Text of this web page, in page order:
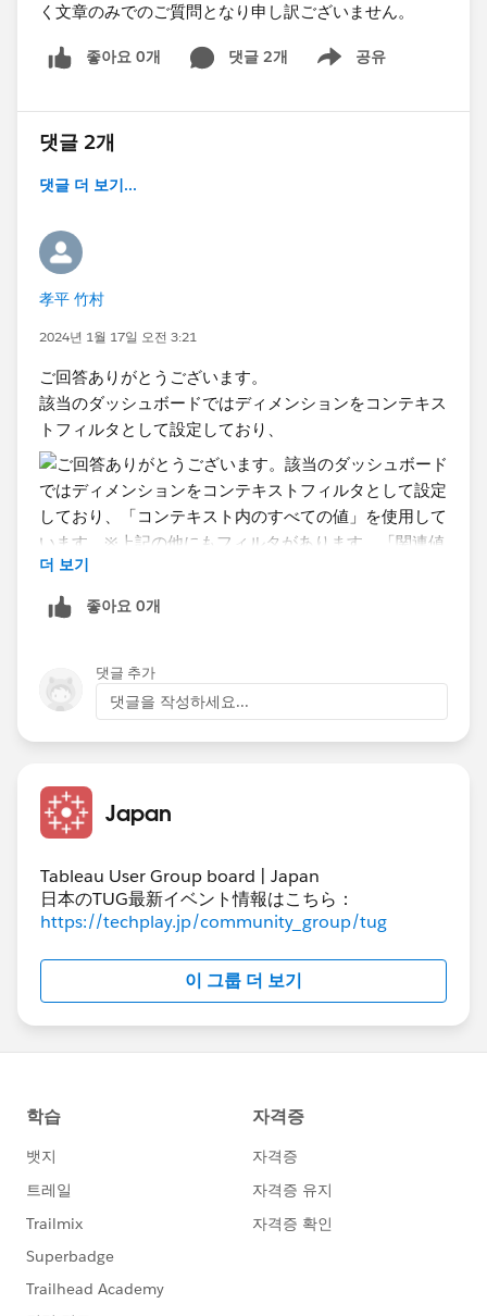
く文章のみでのご質問となり申し訳ございません。​
좋아요 0개 댓글 2개 공유
Show menu
댓글 2개
댓글 더 보기...
孝平 竹村
2024년 1월 17일 오전 3:21
ご回答ありがとうございます。
該当のダッシュボードではディメンションをコンテキス
トフィルタとして設定しており、
「コンテキスト内のすべての値」を使用しています。
として「コンテキスト内のすべての値」とすることで改
善したのでこの設定を行っています。
他で設定しているフィルタもフィルタリングしていない
ものの以下表示となってしまう時があり不自然に感じて
いました。
＞Tableau側が「特定の値が選択された（が結果的に全
部が選択されているので"すべて"と表示する）」と認識
にしたいと思います。
더 보기
좋아요 0개
댓글 추가
댓글을 작성하세요...
Japan
Tableau User Group board | Japan
日本のTUG最新イベント情報はこちら：
https://techplay.jp/community_group/tug
이 그룹 더 보기